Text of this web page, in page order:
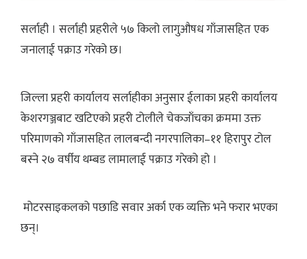
सर्लाही । सर्लाही प्रहरीले ५७ किलो लागुऔषध गाँजासहित एक
जनालाई पक्राउ गरेको छ।
जिल्ला प्रहरी कार्यालय सर्लाहीका अनुसार ईलाका प्रहरी कार्यालय
केशरगञ्जबाट खटिएको प्रहरी टोलीले चेकजाँचका क्रममा उक्त
परिमाणको गाँजासहित लालबन्दी नगरपालिका–११ हिरापुर टोल
बस्ने २७ वर्षीय थम्बड लामालाई पक्राउ गरेको हो ।
मोटरसाइकलको पछाडि सवार अर्का एक व्यक्ति भने फरार भएका
छन्।